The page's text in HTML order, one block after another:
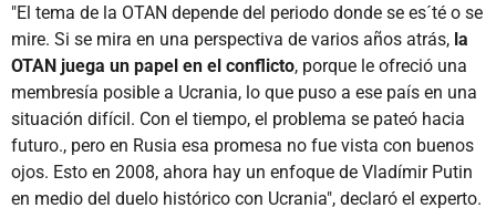
"El tema de la OTAN depende del periodo donde se es´té o se
mire. Si se mira en una perspectiva de varios años atrás, la
OTAN juega un papel en el conflicto, porque le ofreció una
membresía posible a Ucrania, lo que puso a ese país en una
situación difícil. Con el tiempo, el problema se pateó hacia
futuro., pero en Rusia esa promesa no fue vista con buenos
ojos. Esto en 2008, ahora hay un enfoque de Vladímir Putin
en medio del duelo histórico con Ucrania", declaró el experto.